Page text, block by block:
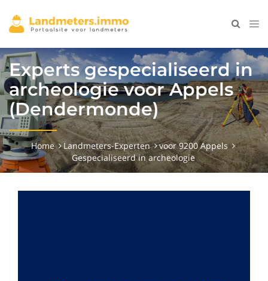
Experts gespecialiseerd in
archeologie voor Appels
(Dendermonde)
Home Landmeters-Experten
voor 9200 Appels
Gespecialiseerd in archeologie